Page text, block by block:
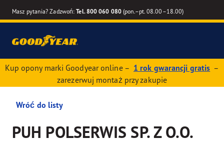
Masz pytania? Zadzwoń:Tel. 800 060 080(pon.–pt. 08.00–18.00)
Kup opony marki Goodyear online – 1 rok gwarancji gratis –
zarezerwuj montaż przy zakupie
Wróć do listy
PUH POLSERWIS SP. Z O.O.